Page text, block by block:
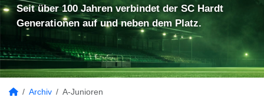
Seit über 100 Jahren verbindet der SC Hardt
Generationen auf und neben dem Platz.
Archiv A-Junioren